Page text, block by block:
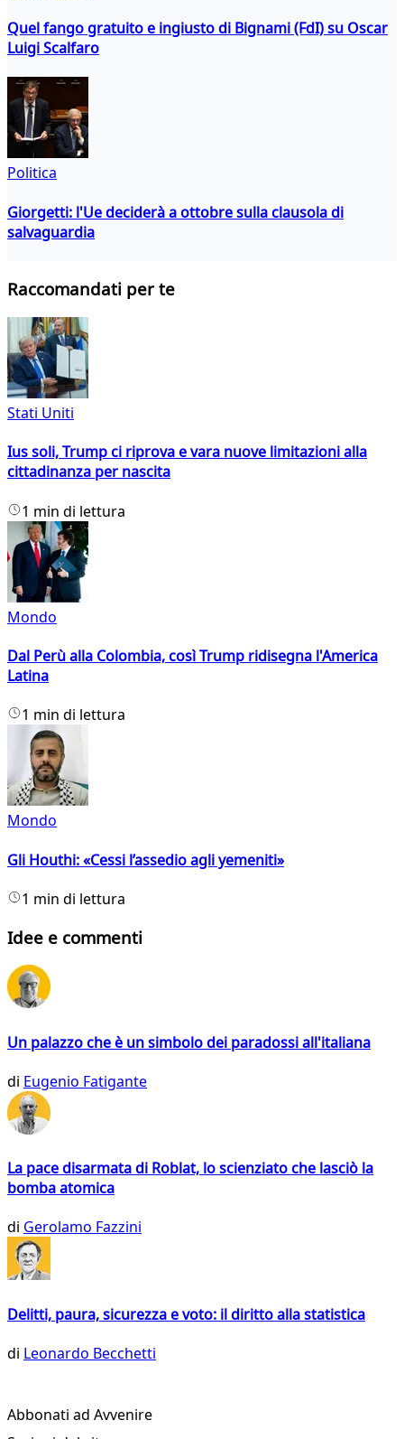
Quel fango gratuito e ingiusto di Bignami (FdI) su Oscar
Luigi Scalfaro
Politica
Giorgetti: l'Ue deciderà a ottobre sulla clausola di
salvaguardia
Raccomandati per te
Stati Uniti
Ius soli, Trump ci riprova e vara nuove limitazioni alla
cittadinanza per nascita
1 min di lettura
Mondo
Dal Perù alla Colombia, così Trump ridisegna l'America
Latina
1 min di lettura
Mondo
Gli Houthi: «Cessi l’assedio agli yemeniti»
1 min di lettura
Idee e commenti
Un palazzo che è un simbolo dei paradossi all'italiana
di Eugenio Fatigante
La pace disarmata di Roblat, lo scienziato che lasciò la
bomba atomica
di Gerolamo Fazzini
Delitti, paura, sicurezza e voto: il diritto alla statistica
di Leonardo Becchetti
Abbonati ad Avvenire